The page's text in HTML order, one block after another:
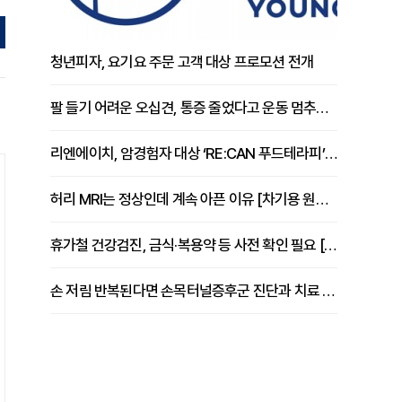
청년피자, 요기요 주문 고객 대상 프로모션 전개
팔 들기 어려운 오십견, 통증 줄었다고 운동 멈추면 안 되는 이유 [이병욱 원장 칼럼]
리엔에이치, 암경험자 대상 ‘RE:CAN 푸드테라피’ 운영
허리 MRI는 정상인데 계속 아픈 이유 [차기용 원장 칼럼]
휴가철 건강검진, 금식·복용약 등 사전 확인 필요 [정도감 원장 칼럼]
손 저림 반복된다면 손목터널증후군 진단과 치료 시기 살펴야 [김동현 원장 칼럼]